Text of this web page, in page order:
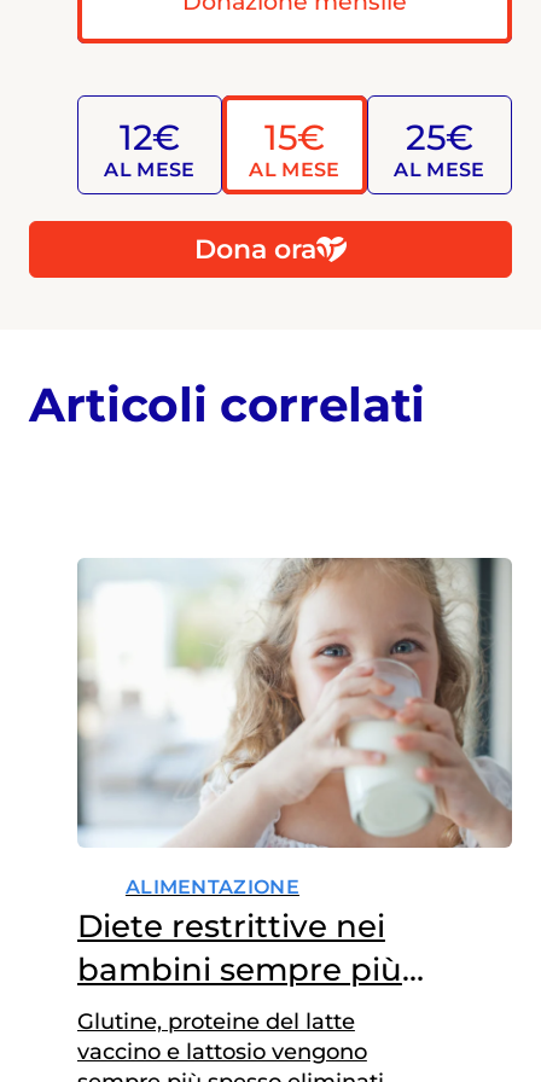
12€
AL MESE
15€
AL MESE
25€
AL MESE
Dona ora
Articoli correlati
ALIMENTAZIONE
Diete restrittive nei
bambini sempre più
diffuse, anche senza
diagnosi
Glutine, proteine del latte
vaccino e lattosio vengono